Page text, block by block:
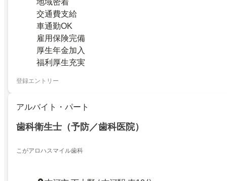
地域密着
交通費支給
車通勤OK
雇用保険完備
厚生年金加入
福利厚生充実
登録エントリー
アルバイト・パート
歯科衛生士（予防／歯科医院）
こがアロハスマイル歯科